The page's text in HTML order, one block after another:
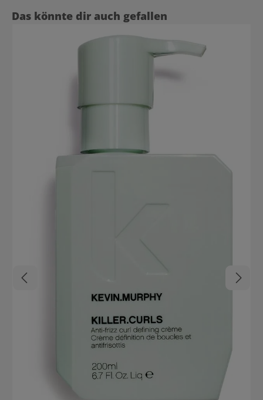
Produktgalerie überspringen
Das könnte dir auch gefallen